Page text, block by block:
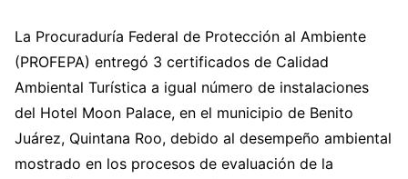
La Procuraduría Federal de Protección al Ambiente
(PROFEPA) entregó 3 certificados de Calidad
Ambiental Turística a igual número de instalaciones
del Hotel Moon Palace, en el municipio de Benito
Juárez, Quintana Roo, debido al desempeño ambiental
mostrado en los procesos de evaluación de la